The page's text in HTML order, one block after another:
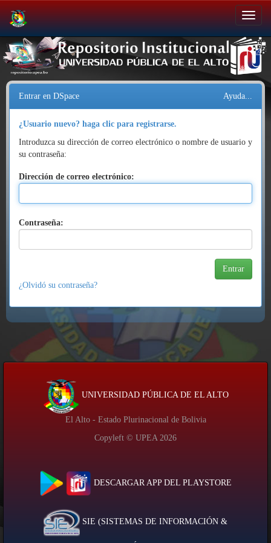
Salir
de
la
navegación
Entrar en DSpace Ayuda...
¿Usuario nuevo? haga clic para registrarse.
Introduzca su dirección de correo electrónico o nombre de usuario y
su contraseña:
Dirección de correo electrónico:
Contraseña:
¿Olvidó su contraseña?
UNIVERSIDAD PÚBLICA DE EL ALTO
El Alto - Estado Plurinacional de Bolivia
Copyleft © UPEA 2026
DESCARGAR APP DEL PLAYSTORE
SIE (SISTEMAS DE INFORMACIÓN &